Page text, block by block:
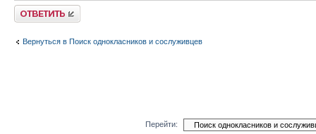
Ответить
Вернуться в Поиск однокласников и сослуживцев
Перейти: